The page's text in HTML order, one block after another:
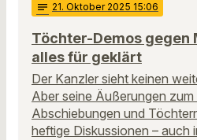
notes 21. Oktober 2025 15:06
Töchter-Demos gegen
alles für geklärt
Der Kanzler sieht keinen
Aber seine Äußerungen
Abschiebungen und
heftige Diskussionen – auch